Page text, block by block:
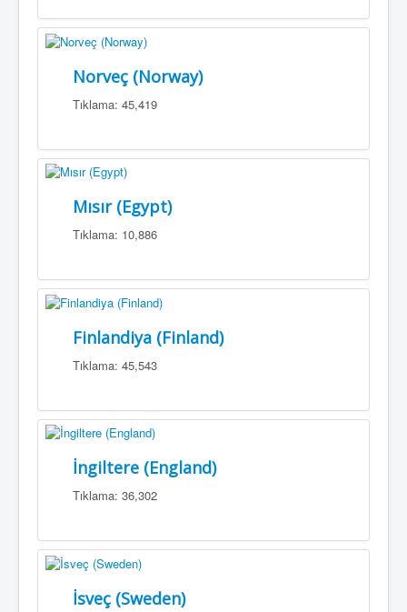
Norveç (Norway)
Tıklama: 45,419
Mısır (Egypt)
Tıklama: 10,886
Finlandiya (Finland)
Tıklama: 45,543
İngiltere (England)
Tıklama: 36,302
İsveç (Sweden)